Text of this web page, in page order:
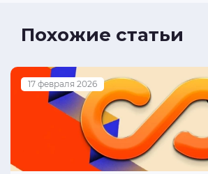
Похожие статьи
17 февраля 2026